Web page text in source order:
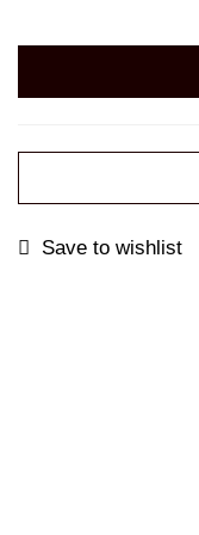
Save to wishlist